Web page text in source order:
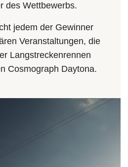
des Wettbewerbs.
jedem der Gewinner
Veranstaltungen, die
Langstrecken­rennen
Cosmograph Daytona.